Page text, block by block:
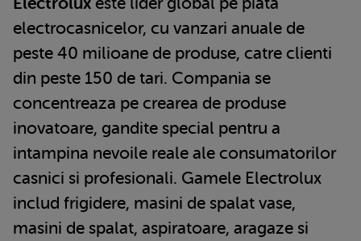
electrocasnicelor, cu vanzari anuale de
peste 40 milioane de produse, catre clienti
din peste 150 de tari. Compania se
concentreaza pe crearea de produse
inovatoare, gandite special pentru a
intampina nevoile reale ale consumatorilor
casnici si profesionali. Gamele Electrolux
includ frigidere, masini de spalat vase,
masini de spalat, aspiratoare, aragaze si